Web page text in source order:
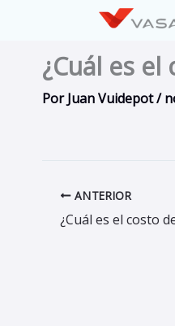
¿Cuál es
PorJuan Vuidepot/
ANTERIOR
¿Cuál es el costo